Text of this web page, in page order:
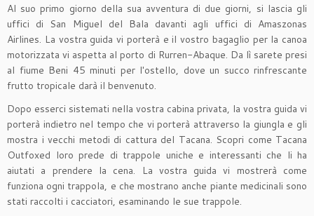
Al suo primo giorno della sua avventura di due giorni, si lascia gli
uffici di San Miguel del Bala davanti agli uffici di Amaszonas
Airlines. La vostra guida vi porterà e il vostro bagaglio per la canoa
motorizzata vi aspetta al porto di Rurren-Abaque. Da lì sarete presi
al fiume Beni 45 minuti per l'ostello, dove un succo rinfrescante
frutto tropicale darà il benvenuto.
Dopo esserci sistemati nella vostra cabina privata, la vostra guida vi
porterà indietro nel tempo che vi porterà attraverso la giungla e gli
mostra i vecchi metodi di cattura del Tacana. Scopri come Tacana
Outfoxed loro prede di trappole uniche e interessanti che li ha
aiutati a prendere la cena. La vostra guida vi mostrerà come
funziona ogni trappola, e che mostrano anche piante medicinali sono
stati raccolti i cacciatori, esaminando le sue trappole.